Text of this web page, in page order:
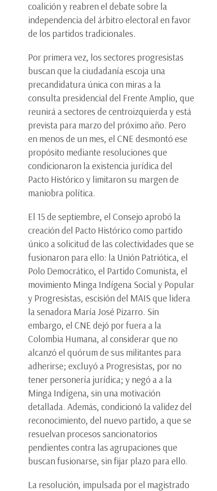
coalición y reabren el debate sobre la
independencia del árbitro electoral en favor
de los partidos tradicionales.
Por primera vez, los sectores progresistas
buscan que la ciudadanía escoja una
precandidatura única con miras a la
consulta presidencial del Frente Amplio, que
reunirá a sectores de centroizquierda y está
prevista para marzo del próximo año. Pero
en menos de un mes, el CNE desmontó ese
propósito mediante resoluciones que
condicionaron la existencia jurídica del
Pacto Histórico y limitaron su margen de
maniobra política.
El 15 de septiembre, el Consejo aprobó la
creación del Pacto Histórico como partido
único a solicitud de las colectividades que se
fusionaron para ello: la Unión Patriótica, el
Polo Democrático, el Partido Comunista, el
movimiento Minga Indígena Social y Popular
y Progresistas, escisión del MAIS que lidera
la senadora María José Pizarro. Sin
embargo, el CNE dejó por fuera a la
Colombia Humana, al considerar que no
alcanzó el quórum de sus militantes para
adherirse; excluyó a Progresistas, por no
tener personería jurídica; y negó a a la
Minga Indígena, sin una motivación
detallada. Además, condicionó la validez del
reconocimiento, del nuevo partido, a que se
resuelvan procesos sancionatorios
pendientes contra las agrupaciones que
buscan fusionarse, sin fijar plazo para ello.
La resolución, impulsada por el magistrado